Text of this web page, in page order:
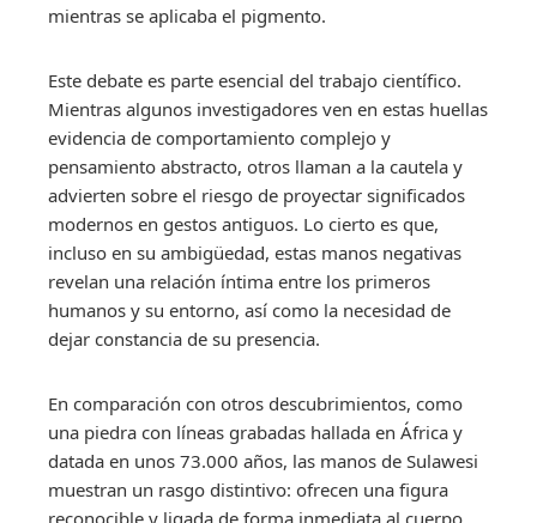
mientras se aplicaba el pigmento.
Este debate es parte esencial del trabajo científico.
Mientras algunos investigadores ven en estas huellas
evidencia de comportamiento complejo y
pensamiento abstracto, otros llaman a la cautela y
advierten sobre el riesgo de proyectar significados
modernos en gestos antiguos. Lo cierto es que,
incluso en su ambigüedad, estas manos negativas
revelan una relación íntima entre los primeros
humanos y su entorno, así como la necesidad de
dejar constancia de su presencia.
En comparación con otros descubrimientos, como
una piedra con líneas grabadas hallada en África y
datada en unos 73.000 años, las manos de Sulawesi
muestran un rasgo distintivo: ofrecen una figura